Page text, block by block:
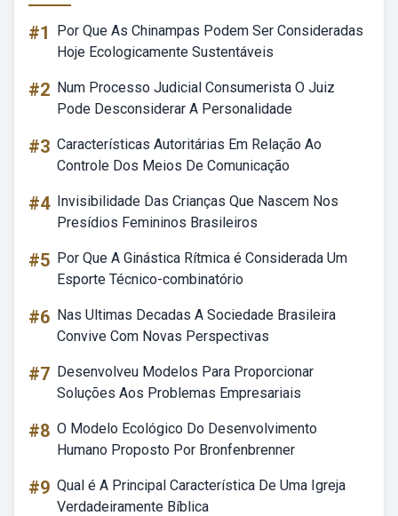
#1
Por Que As Chinampas Podem Ser Consideradas
Hoje Ecologicamente Sustentáveis
#2 Num Processo Judicial Consumerista O Juiz
Pode Desconsiderar A Personalidade
#3 Características Autoritárias Em Relação Ao
Controle Dos Meios De Comunicação
#4 Invisibilidade Das Crianças Que Nascem Nos
Presídios Femininos Brasileiros
#5 Por Que A Ginástica Rítmica é Considerada Um
Esporte Técnico-combinatório
#6 Nas Ultimas Decadas A Sociedade Brasileira
Convive Com Novas Perspectivas
#7 Desenvolveu Modelos Para Proporcionar
Soluções Aos Problemas Empresariais
#8 O Modelo Ecológico Do Desenvolvimento
Humano Proposto Por Bronfenbrenner
#9 Qual é A Principal Característica De Uma Igreja
Verdadeiramente Bíblica